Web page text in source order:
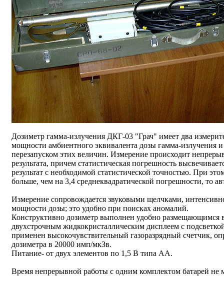
Дозиметр гамма-излучения ДКГ-03 "Грач" имеет два
мощности амбиентного эквивалента дозы гамма-излучения
перезапуском этих величин. Измерение происходит
результата, причем статистическая погрешность
результат с необходимой статистической точностью. При
больше, чем на 3,4 среднеквадратической погрешности, то
Измерение сопровождается звуковыми щелчками,
мощности дозы; это удобно при поисках аномалий.
Конструктивно дозиметр выполнен удобно размещающимся
двухстрочным жидкокристаллическим дисплеем с
применен высокочувствительный газоразрядный счетчик,
дозиметра в 20000 имп/мкЗв.
Питание- от двух элементов по 1,5 В типа АА.
Время непрерывной работы с одним комплектом батарей не